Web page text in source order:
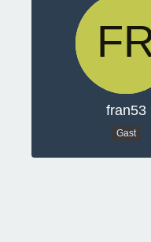
fran53
Gast